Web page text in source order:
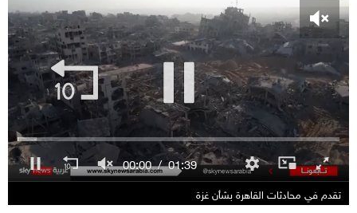
of
1
minute,
39
seconds
تقدم في محادثات القاهرة بشأن غزة